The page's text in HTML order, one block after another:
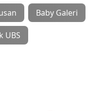
Baby Galeri
UBS